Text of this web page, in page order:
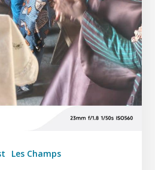
Les Champs